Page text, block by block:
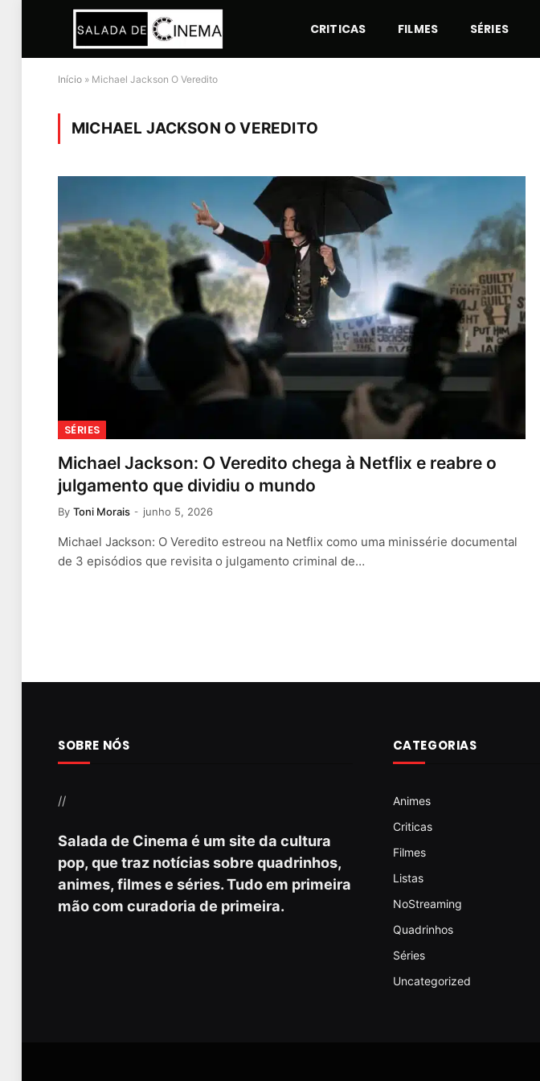
CRITICAS FILMES SÉRIES
Início » Michael Jackson O Veredito
MICHAEL JACKSON O VEREDITO
SÉRIES
Michael Jackson: O Veredito chega à Netflix e reabre o
julgamento que dividiu o mundo
By Toni Morais junho 5, 2026
Michael Jackson: O Veredito estreou na Netflix como uma minissérie documental
de 3 episódios que revisita o julgamento criminal de…
SOBRE NÓS
//
Salada de Cinema é um site da cultura
pop, que traz notícias sobre quadrinhos,
animes, filmes e séries. Tudo em primeira
mão com curadoria de primeira.
CATEGORIAS
Animes
Criticas
Filmes
Listas
NoStreaming
Quadrinhos
Séries
Uncategorized